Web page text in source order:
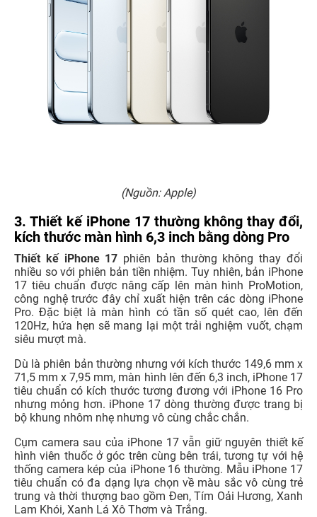
(Nguồn: Apple)
3. Thiết kế iPhone 17 thường không thay đổi,
kích thước màn hình 6,3 inch bằng dòng Pro
Thiết kế iPhone 17 phiên bản thường không thay đổi
nhiều so với phiên bản tiền nhiệm. Tuy nhiên, bản iPhone
17 tiêu chuẩn được nâng cấp lên màn hình ProMotion,
công nghệ trước đây chỉ xuất hiện trên các dòng iPhone
Pro. Đặc biệt là màn hình có tần số quét cao, lên đến
120Hz, hứa hẹn sẽ mang lại một trải nghiệm vuốt, chạm
siêu mượt mà.
Dù là phiên bản thường nhưng với kích thước 149,6 mm x
71,5 mm x 7,95 mm, màn hình lên đến 6,3 inch, iPhone 17
tiêu chuẩn có kích thước tương đương với iPhone 16 Pro
nhưng mỏng hơn. iPhone 17 dòng thường được trang bị
bộ khung nhôm nhẹ nhưng vô cùng chắc chắn.
Cụm camera sau của iPhone 17 vẫn giữ nguyên thiết kế
hình viên thuốc ở góc trên cùng bên trái, tương tự với hệ
thống camera kép của iPhone 16 thường. Mẫu iPhone 17
tiêu chuẩn có đa dạng lựa chọn về màu sắc vô cùng trẻ
trung và thời thượng bao gồm Đen, Tím Oải Hương, Xanh
Lam Khói, Xanh Lá Xô Thơm và Trắng.